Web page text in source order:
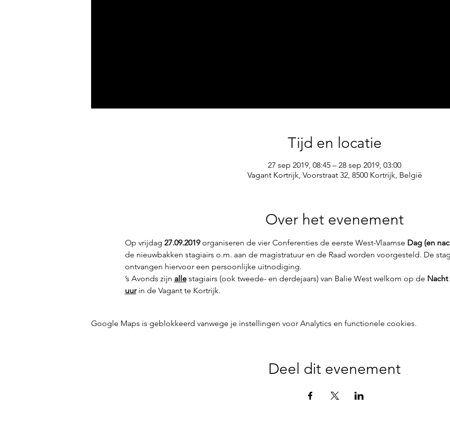
Tijd en locatie
27 sep 2019, 08:45 – 28 sep 2019, 03:00
Vagant Kortrijk, Voorstraat 32, 8500 Kortrijk, België
Over het evenement
Op vrijdag 27.09.2019 organiseren de vier Conferenties de eerste West-Vlaamse Dag (en
de nieuwbakken stagiairs o.m. aan de magistratuur en de Raad worden voorgesteld. De
ontvangen hiervoor een persoonlijke uitnodiging.
’s Avonds zijn alle stagiairs (ook tweede- en derdejaars) van Balie West welkom op de Nacht
uur in de Vagant te Kortrijk.
Google Maps is geblokkeerd vanwege je instellingen voor Analytics en functionele cookies.
Deel dit evenement